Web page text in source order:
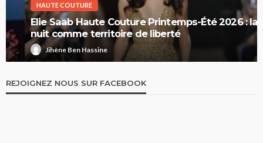
HAUTE COUTURE
Elie Saab Haute Couture Printemps-Été 2026 : la
nuit comme territoire de liberté
Jihène Ben Hassine
REJOIGNEZ NOUS SUR FACEBOOK